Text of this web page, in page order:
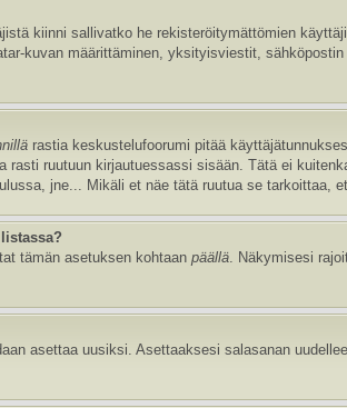
kiinni sallivatko he rekisteröitymättömien
kuvan määrittäminen, yksityisviestit,
rastia keskustelufoorumi pitää
rasti ruutuun kirjautuessassi sisään. Tätä ei
jne... Mikäli et näe tätä ruutua se tarkoittaa,
tämän asetuksen kohtaanpäällä. Näkymisesi
asettaa uusiksi. Asettaaksesi salasanan